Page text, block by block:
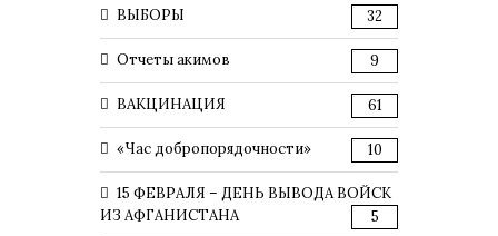
ВЫБОРЫ 32
Отчеты акимов 9
ВАКЦИНАЦИЯ 61
«Час добропорядочности» 10
15 ФЕВРАЛЯ – ДЕНЬ ВЫВОДА ВОЙСК
ИЗ АФГАНИСТАНА
5